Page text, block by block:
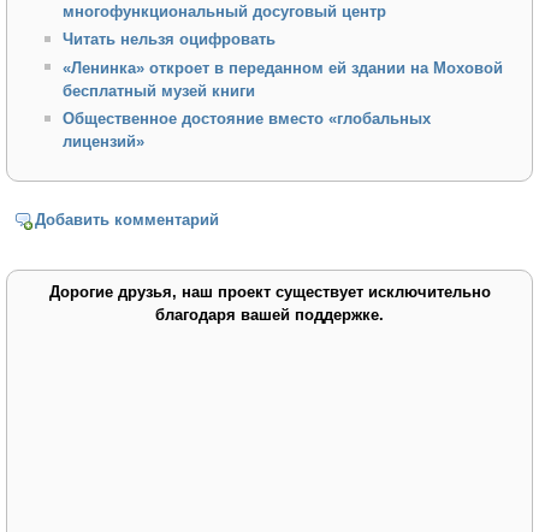
многофункциональный досуговый центр
Читать нельзя оцифровать
«Ленинка» откроет в переданном ей здании на Моховой
бесплатный музей книги
Общественное достояние вместо «глобальных
лицензий»
Добавить комментарий
Дорогие друзья, наш проект существует исключительно
благодаря вашей поддержке.